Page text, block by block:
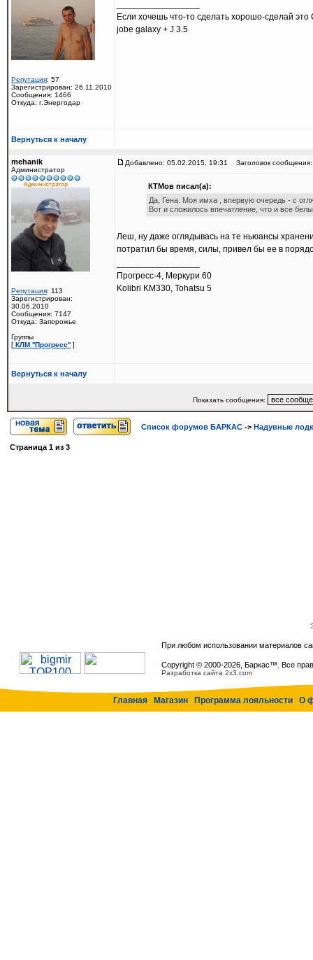
Репутация: 57
Зарегистрирован: 26.11.2010
Сообщения: 1466
Откуда: г.Энергодар
Если хочешь что-то сделать хорошо-сделай
jobe galaxy + J 3.5
Вернуться к началу
mehanik
Администратор
Репутация: 113
Зарегистрирован:
30.06.2010
Сообщения: 7147
Откуда: Запорожье
Группы
[ КЛМ ''Прогресс'' ]
Добавлено: 05.02.2015, 19:31 Заголовок сообщения:
КТМов писал(а):
Да, Гена. Моя имха , впервую очередь - с
Вот и сложилось впечатление, что и все
Леш, ну даже оглядывась на те ньюансы
потратил бы время, силы, привел бы ее в
Прогресс-4, Меркури 60
Kolibri KM330, Tohatsu 5
Вернуться к началу
Показать сообщения:
Список форумов БАРКАС -> Надувные
Страница 1 из 3
При любом использовании материалов
Copyright © 2000-2026, Баркас™. Все
Разработка сайта 2x3.com
Главная Магазин Программа лояльности О